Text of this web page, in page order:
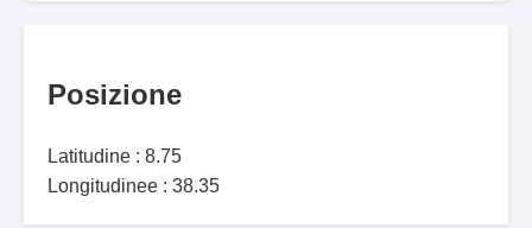
Posizione
Latitudine : 8.75
Longitudinee : 38.35